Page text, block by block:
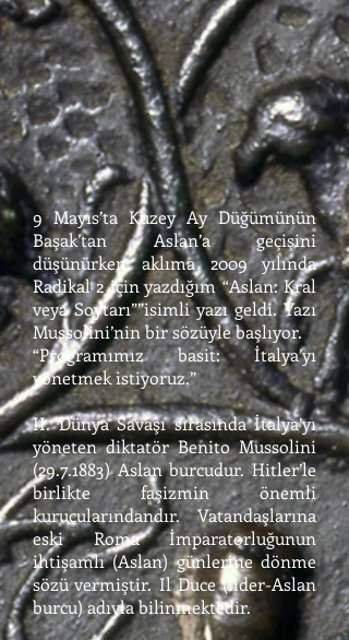
9 Mayıs’ta Kuzey Ay Düğümünün
Başak’tan Aslan’a geçişini
düşünürken aklıma 2009 yılında
Radikal 2 için yazdığım “Aslan: Kral
veya Soytarı””isimli yazı geldi. Yazı
Mussolini’nin bir sözüyle başlıyor.
“Programımız basit: İtalya’yı
yönetmek istiyoruz.”
II. Dünya Savaşı sırasında İtalya’yı
yöneten diktatör Benito Mussolini
(29.7.1883)Aslan burcudur. Hitler’le
birlikte faşizmin önemli
kurucularındandır. Vatandaşlarına
eski Roma İmparatorluğunun
ihtişamlı (Aslan) günlerine dönme
sözü vermiştir. Il Duce (lider-Aslan
burcu) adıyla bilinmektedir.